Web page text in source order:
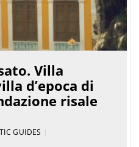
Villa
d’epoca di
risale
GUIDES |